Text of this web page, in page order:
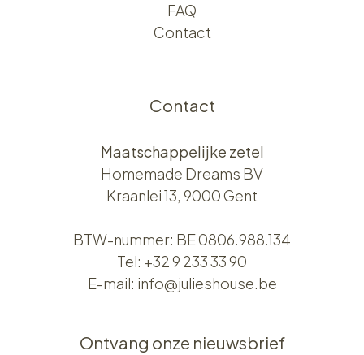
FAQ
Contact
Contact
Maatschappelijke zetel
Homemade Dreams BV
Kraanlei 13, 9000 Gent
BTW-nummer: BE 0806.988.134
Tel: +32 9 233 33 90
E-mail: info@julieshouse.be
Ontvang onze nieuwsbrief